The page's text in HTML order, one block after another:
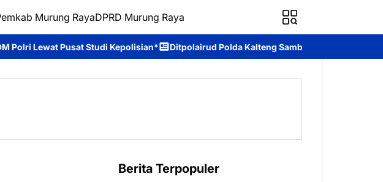
Murung RayaDPRD Murung Raya
Kepolisian* Ditpolairud Polda Kalteng Sambangi Masyarakat, Berikan Edukasi tentang
Berita Terpopuler